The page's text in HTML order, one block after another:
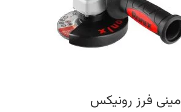
۱۳۰ میلی‌مت
مینی فرز رونیکس